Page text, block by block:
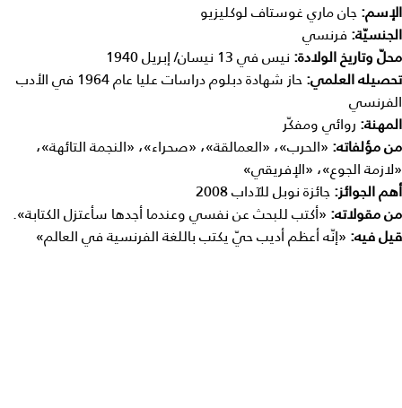
الإسم: جان ماري غوستاف لوكليزيو
الجنسيّة: فرنسي
محلّ وتاريخ الولادة: نيس في 13 نيسان/ إبريل 1940
تحصيله العلمي:
حاز شهادة دبلوم دراسات عليا عام 1964 في الأدب
الفرنسي
المهنة: روائي ومفكّر
من مؤلفاته: «الحرب»، «العمالقة»، «صحراء»، «النجمة التائهة»،
«لازمة الجوع»، «الإفريقي»
أهم الجوائز: جائزة نوبل للآداب 2008
من مقولاته: «أكتب للبحث عن نفسي وعندما أجدها سأعتزل الكتابة».
قيل فيه: «إنّه أعظم أديب حيّ يكتب باللغة الفرنسية في العالم»